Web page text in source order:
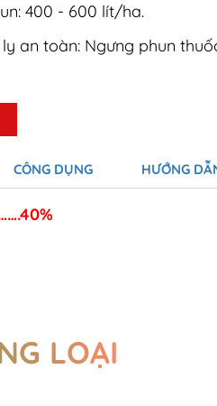
400 - 600 lít/ha.
an toàn: Ngưng phun
CÔNG DỤNG HƯỚNG
LOẠI